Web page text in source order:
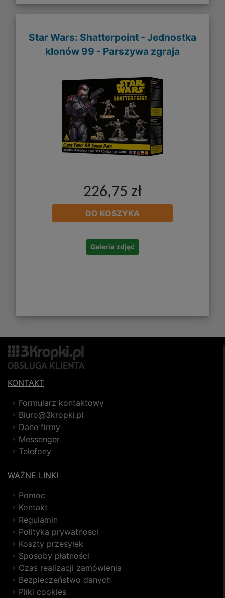
Star Wars: Shatterpoint - Jednostka
klonów 99 - Parszywa zgraja
226,75 zł
DO KOSZYKA
Galeria zdjęć
KONTAKT
Formularz kontaktowy
Biuro@3kropki.pl
Dane firmy
Messenger
Telefony
WAŻNE LINKI
Pomoc
Kontakt
Regulamin
Polityka prywatnosci
Koszty przesyłek
Sposoby płatności
Czas realizacji zamówienia
Bezpieczeństwo danych
Pliki cookies